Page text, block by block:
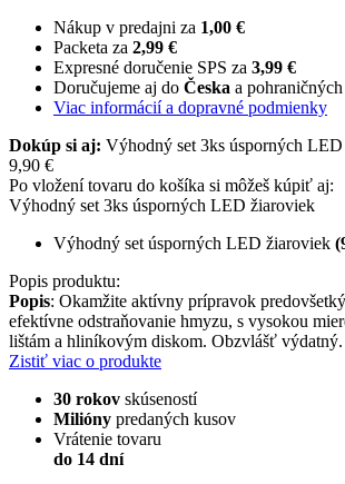
Nákup v predajni za 1,00 €
Packeta za 2,99 €
Expresné doručenie SPS za 3,99 €
Doručujeme aj do Česka a
Viac informácií a dopravné podmienky
Dokúp si aj: Výhodný set 3ks úsporných
9,90 €
Po vložení tovaru do košíka si môžeš kúpiť aj:
Výhodný set 3ks úsporných LED žiaroviek
Výhodný set úsporných LED žiaroviek
Popis produktu:
Popis: Okamžite aktívny prípravok
efektívne odstraňovanie hmyzu, s vysokou
lištám a hliníkovým diskom. Obzvlášť výdatný.
Zistiť viac o produkte
30 rokov skúseností
Milióny predaných kusov
Vrátenie tovaru
do 14 dní